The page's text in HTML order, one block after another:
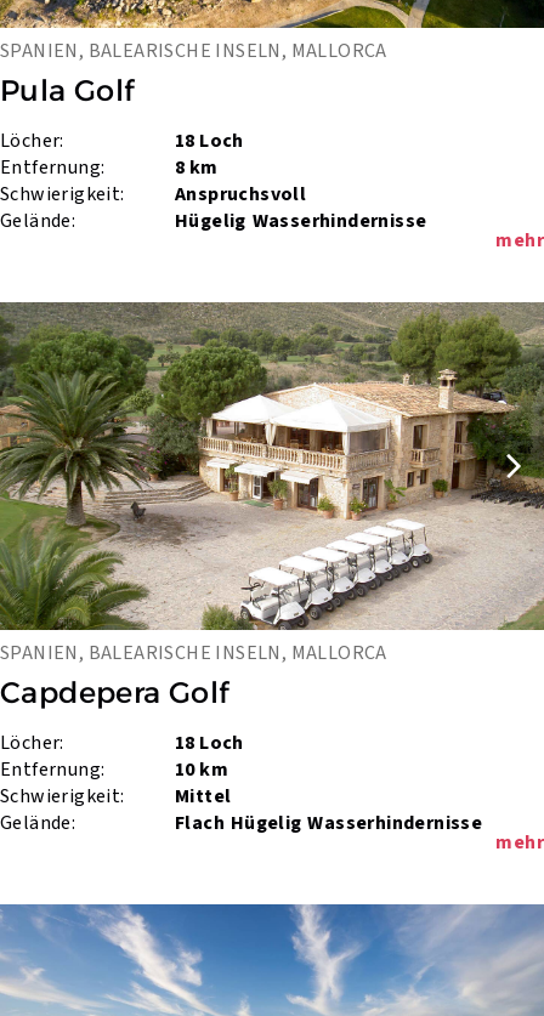
SPANIEN, BALEARISCHE INSELN, MALLORCA
Pula Golf
Löcher:
18 Loch
Entfernung:
8 km
Schwierigkeit:
Anspruchsvoll
Gelände:
Hügelig Wasserhindernisse
mehr
SPANIEN, BALEARISCHE INSELN, MALLORCA
Capdepera Golf
Löcher:
18 Loch
Entfernung:
10 km
Schwierigkeit:
Mittel
Gelände:
Flach Hügelig Wasserhindernisse
mehr